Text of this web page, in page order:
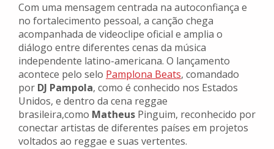
Com uma mensagem centrada na autoconfiança e
no fortalecimento pessoal, a canção chega
acompanhada de videoclipe oficial e amplia o
diálogo entre diferentes cenas da música
independente latino-americana. O lançamento
acontece pelo selo Pamplona Beats, comandado
por DJ Pampola, como é conhecido nos Estados
Unidos, e dentro da cena reggae
brasileira,como Matheus Pinguim, reconhecido por
conectar artistas de diferentes países em projetos
voltados ao reggae e suas vertentes.